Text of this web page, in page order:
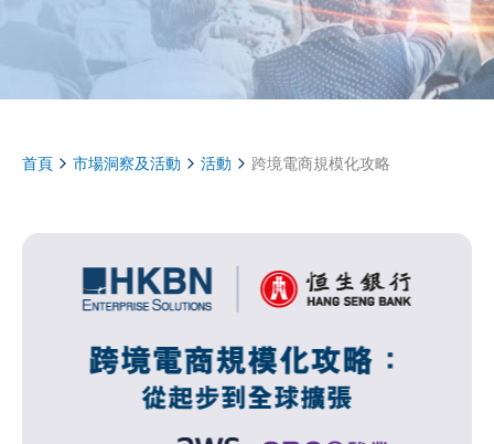
首頁 市場洞察及活動 活動 跨境電商規模化攻略